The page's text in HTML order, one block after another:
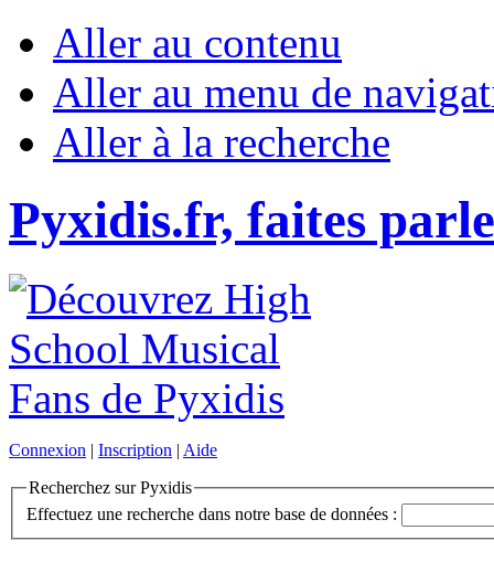
Aller au contenu
Aller au menu de
Aller à la recherche
Pyxidis.fr, faites
Connexion | Inscription | Aide
Recherchez sur Pyxidis
Effectuez une recherche dans notre base de données :